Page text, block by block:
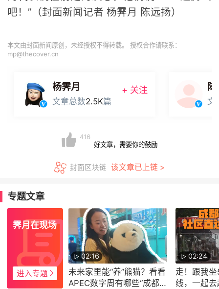
吧！”（封面新闻记者 杨霁月 陈远扬）
本文由封面新闻原创，未经授权不得转载。 授权合作请联系：
mp@thecover.cn
杨霁月
文章总数2.5K篇
+ 关注
文
416
好文章，需要你的鼓励
封面区块链 该文章已上链 >
专题文章
霁月在现场
进入专题
02:16
未来家里能“养”熊猫？看看
APEC数字周有哪些“成都
02:24
走！跟我
线，一起